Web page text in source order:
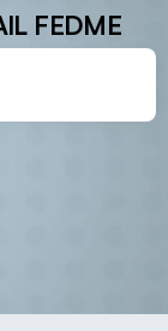
FEDME